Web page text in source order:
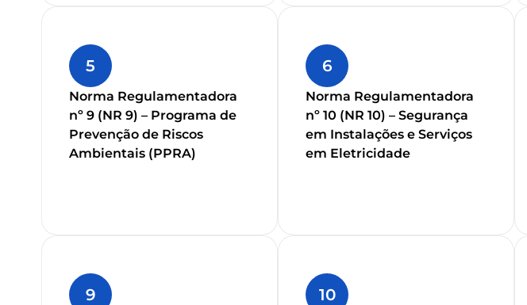
5
Norma Regulamentadora
nº 9 (NR 9) – Programa de
Prevenção de Riscos
Ambientais (PPRA)
6
Norma Regulamentadora
nº 10 (NR 10) – Segurança
em Instalações e Serviços
em Eletricidade
9 10